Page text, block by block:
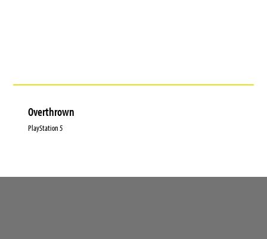
Overthrown
PlayStation 5